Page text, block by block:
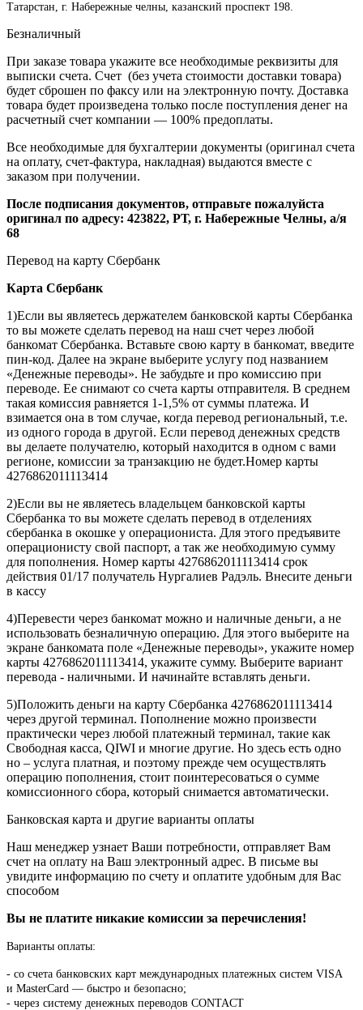
Татарстан, г. Набережные челны, казанский проспект 198.
Безналичный
При заказе товара укажите все необходимые реквизиты для
выписки счета. Счет (без учета стоимости доставки товара)
будет сброшен по факсу или на электронную почту. Доставка
товара будет произведена только после поступления денег на
расчетный счет компании — 100% предоплаты.
Все необходимые для бухгалтерии документы (оригинал счета
на оплату, счет-фактура, накладная) выдаются вместе с
заказом при получении.
После подписания документов, отправьте пожалуйста
оригинал по адресу: 423822, РТ, г. Набережные Челны, а/я
68
Перевод на карту Сбербанк
Карта Сбербанк
1)Если вы являетесь держателем банковской карты Сбербанка
то вы можете сделать перевод на наш счет через любой
банкомат Сбербанка. Вставьте свою карту в банкомат, введите
пин-код. Далее на экране выберите услугу под названием
«Денежные переводы». Не забудьте и про комиссию при
переводе. Ее снимают со счета карты отправителя. В среднем
такая комиссия равняется 1-1,5% от суммы платежа. И
взимается она в том случае, когда перевод региональный, т.е.
из одного города в другой. Если перевод денежных средств
вы делаете получателю, который находится в одном с вами
регионе, комиссии за транзакцию не будет.Номер карты
4276862011113414
2)Если вы не являетесь владельцем банковской карты
Сбербанка то вы можете сделать перевод в отделениях
сбербанка в окошке у операциониста. Для этого предъявите
операционисту свой паспорт, а так же необходимую сумму
для пополнения. Номер карты 4276862011113414 срок
действия 01/17 получатель Нургалиев Радэль. Внесите деньги
в кассу
4)Перевести через банкомат можно и наличные деньги, а не
использовать безналичную операцию. Для этого выберите на
экране банкомата поле «Денежные переводы», укажите номер
карты 4276862011113414, укажите сумму. Выберите вариант
перевода - наличными. И начинайте вставлять деньги.
5)Положить деньги на карту Сбербанка 4276862011113414
через другой терминал. Пополнение можно произвести
практически через любой платежный терминал, такие как
Свободная касса, QIWI и многие другие. Но здесь есть одно
но – услуга платная, и поэтому прежде чем осуществлять
операцию пополнения, стоит поинтересоваться о сумме
комиссионного сбора, который снимается автоматически.
Банковская карта и другие варианты оплаты
Наш менеджер узнает Ваши потребности, отправляет Вам
счет на оплату на Ваш электронный адрес. В письме вы
увидите информацию по счету и оплатите удобным для Вас
способом
Вы не платите никакие комиссии за перечисления!
Варианты оплаты:
- со счета банковских карт международных платежных систем VISA
и MasterCard — быстро и безопасно;
- через систему денежных переводов CONTACT